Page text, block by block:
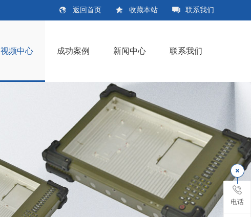
返回首页 收藏本站 联系我们
视频中心 成功案例 新闻中心 联系我们
电话